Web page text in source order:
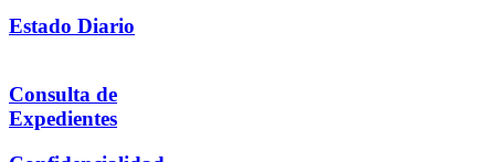
Estado Diario
Consulta de
Expedientes